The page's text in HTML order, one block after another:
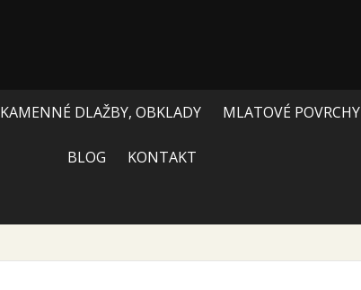
KAMENNÉ DLAŽBY, OBKLADY MLATOVÉ POVRCHY
BLOG KONTAKT